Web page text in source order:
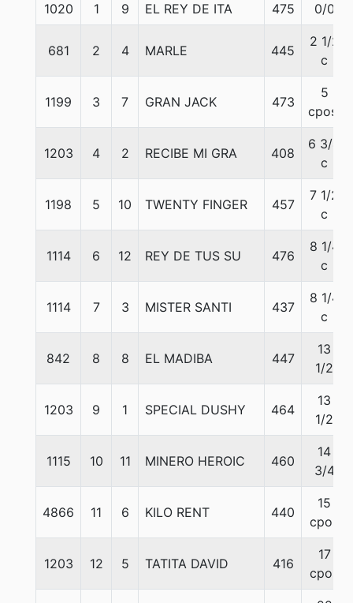
1020 1 9 EL REY DE ITA 475 0/0
681 2 4 MARLE 445
2 1/2
c
1199 3 7 GRAN JACK 473
5
cpos.
1203 4 2 RECIBE MI GRA 408
6 3/4
c
1198 5 10 TWENTY FINGER 457
7 1/2
c
1114 6 12 REY DE TUS SU 476
8 1/4
c
1114 7 3 MISTER SANTI 437
8 1/4
c
842 8 8 EL MADIBA 447
13
1/2
1203 9 1 SPECIAL DUSHY 464
13
1/2
1115 10 11 MINERO HEROIC 460
14
3/4
4866 11 6 KILO RENT 440
15
cpos
1203 12 5 TATITA DAVID 416
17
cpos